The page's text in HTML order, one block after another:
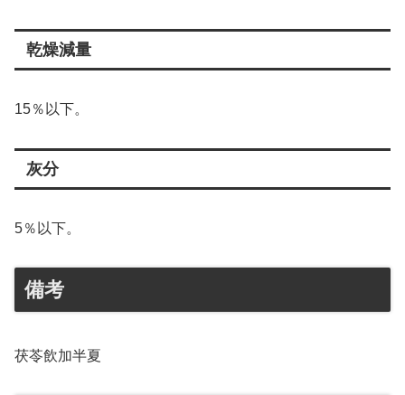
乾燥減量
15％以下。
灰分
5％以下。
備考
茯苓飲加半夏